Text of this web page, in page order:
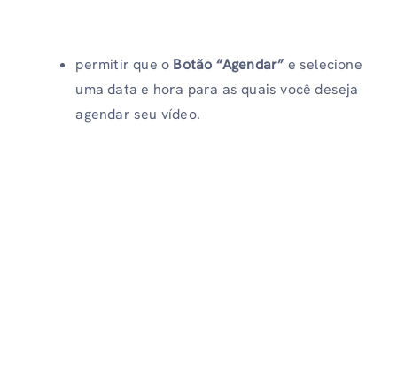
permitir que o Botão “Agendar” e selecione
uma data e hora para as quais você deseja
agendar seu vídeo.